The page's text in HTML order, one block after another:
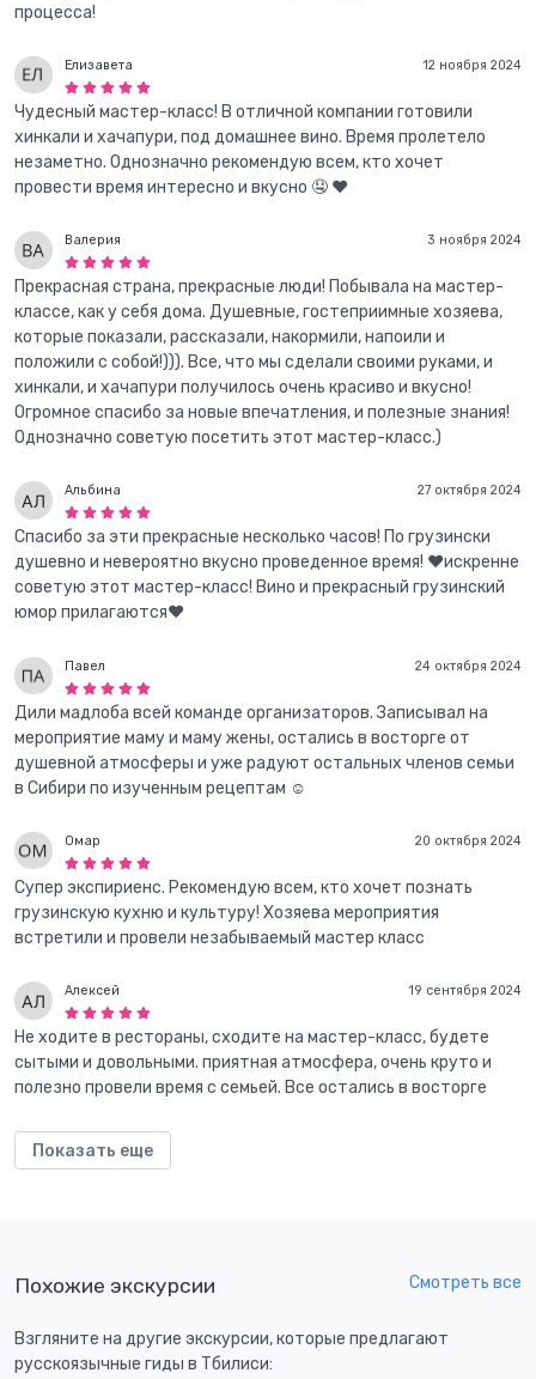
процесса!
12 ноября 2024
Елизавета
Чудесный мастер-класс! В отличной компании готовили
хинкали и хачапури, под домашнее вино. Время пролетело
незаметно. Однозначно рекомендую всем, кто хочет
провести время интересно и вкусно 🤤 ❤️
3 ноября 2024
Валерия
Прекрасная страна, прекрасные люди! Побывала на мастер-
классе, как у себя дома. Душевные, гостеприимные хозяева,
которые показали, рассказали, накормили, напоили и
положили с собой!))). Все, что мы сделали своими руками, и
хинкали, и хачапури получилось очень красиво и вкусно!
Огромное спасибо за новые впечатления, и полезные знания!
Однозначно советую посетить этот мастер-класс.)
27 октября 2024
Альбина
Спасибо за эти прекрасные несколько часов! По грузински
душевно и невероятно вкусно проведенное время! ❤️искренне
советую этот мастер-класс! Вино и прекрасный грузинский
юмор прилагаются❤️
24 октября 2024
Павел
Дили мадлоба всей команде организаторов. Записывал на
мероприятие маму и маму жены, остались в восторге от
душевной атмосферы и уже радуют остальных членов семьи
в Сибири по изученным рецептам ☺️
20 октября 2024
Омар
Супер экспириенс. Рекомендую всем, кто хочет познать
грузинскую кухню и культуру! Хозяева мероприятия
встретили и провели незабываемый мастер класс
19 сентября 2024
Алексей
Не ходите в рестораны, сходите на мастер-класс, будете
сытыми и довольными. приятная атмосфера, очень круто и
полезно провели время с семьей. Все остались в восторге
Показать еще
Похожие экскурсии Смотреть все
Взгляните на другие экскурсии, которые предлагают
русскоязычные гиды в Тбилиси: